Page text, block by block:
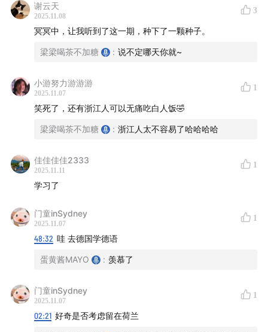
谢云天
2025.11.08
3
冥冥中，让我听到了这一期，种下了一颗种子。
梁梁喝茶不加糖 : 说不定哪天你就~
小游努力游游游
2025.11.07
1
笑死了，还有浙江人可以无痛吃白人饭🤣
梁梁喝茶不加糖 : 浙江人太不容易了哈哈哈哈
佳佳佳佳2333
2025.11.11
1
学习了
门童inSydney
2025.11.07
1
48:32 哇 去德国学德语
蛋黄酱MAYO : 羡慕了
门童inSydney
2025.11.07
1
02:21 好奇是否考虑留在荷兰